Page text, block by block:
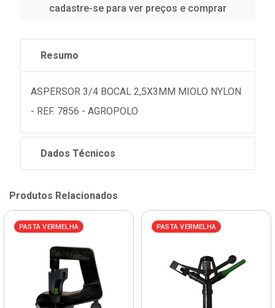
cadastre-se para ver preços e comprar
Resumo
ASPERSOR 3/4 BOCAL 2,5X3MM MIOLO NYLON
- REF. 7856 - AGROPOLO
Dados Técnicos
Produtos Relacionados
PASTA VERMELHA PASTA VERMELHA